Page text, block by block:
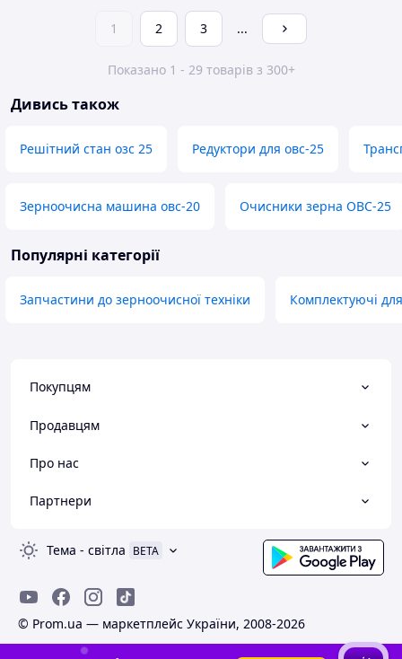
1 2 3 ...
Показано 1 - 29 товарів з 300+
Дивись також
Решітний стан озс 25 Редуктори для овс-25
Зерноочисна машина овс-20 Очисники зерна ОВС-25
Популярні категорії
Запчастини до зерноочисної техніки Комплектуючі
Покупцям
Продавцям
Про нас
Партнери
Тема - світла BETA
© Prom.ua — маркетплейс України, 2008-2026